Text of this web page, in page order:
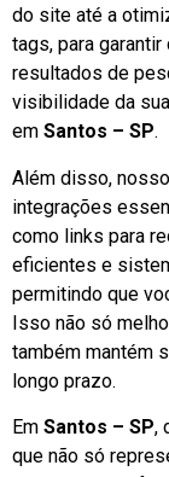
do site até a
tags, para
resultados de
visibilidade da
em Santos – SP.
Além disso,
integrações
como links para
eficientes e
permitindo que
Isso não só
também mantém
longo prazo.
Em Santos – SP,
que não só